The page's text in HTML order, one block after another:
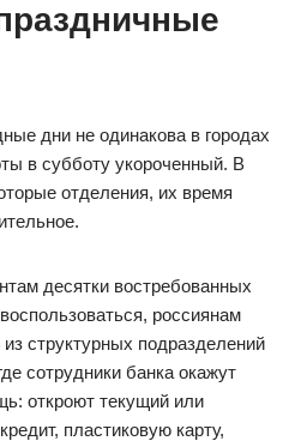
дни не одинакова в городах
в субботу укороченный. В
отделения, их время
десятки востребованных
россиянам
структурных подразделений
сотрудники банка окажут
откроют текущий или
пластиковую карту,